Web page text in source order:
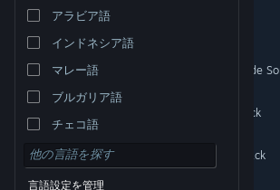
デスクトップウェブサイトを表示
アラビア語
インドネシア語
マレー語
ブルガリア語
チェコ語
デンマーク語
ドイツ語
言語設定を管理
Rabbit and Steel Extra Mode
Rabbit and Steel Soundtrack
Maiden and Spell Soundtrack